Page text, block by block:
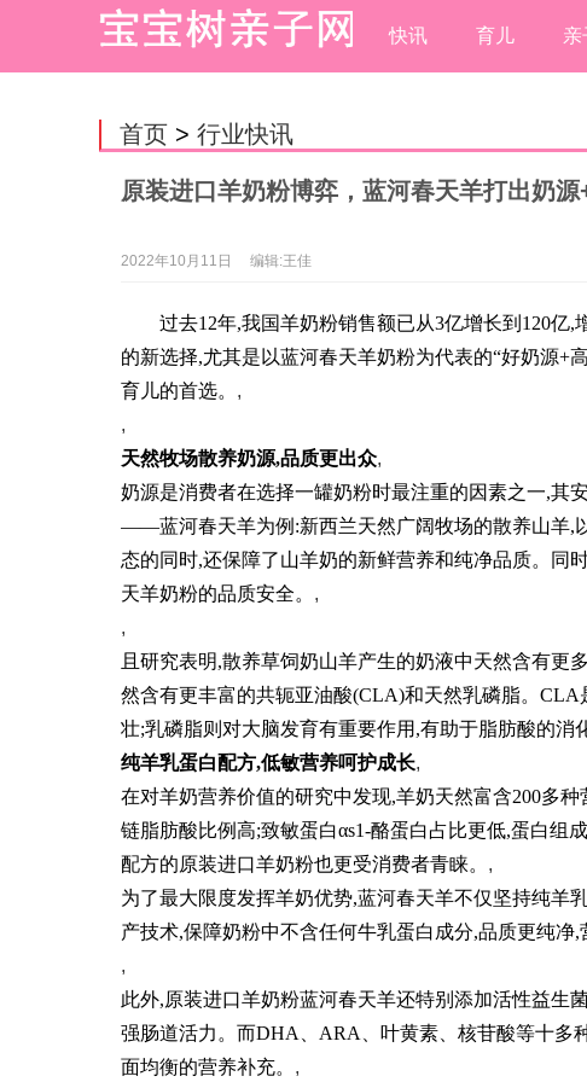
快讯 育儿 亲
首页 > 行业快讯
原装进口羊奶粉博弈，蓝河春天羊打出奶
2022年10月11日 编辑:王佳
过去12年,我国羊奶粉销售额已从3亿增长到120亿
的新选择,尤其是以蓝河春天羊奶粉为代表的“好奶源+
育儿的首选。 ,
,
天然牧场散养奶源,品质更出众,
奶源是消费者在选择一罐奶粉时最注重的因素之一,其
——蓝河春天羊为例:新西兰天然广阔牧场的散养山羊,
态的同时,还保障了山羊奶的新鲜营养和纯净品质。
天羊奶粉的品质安全。 ,
,
且研究表明,散养草饲奶山羊产生的奶液中天然含有更
然含有更丰富的共轭亚油酸(CLA)和天然乳磷脂。
壮;乳磷脂则对大脑发育有重要作用,有助于脂肪酸的消
纯羊乳蛋白配方,低敏营养呵护成长,
在对羊奶营养价值的研究中发现,羊奶天然富含200多
链脂肪酸比例高;致敏蛋白αs1-酪蛋白占比更低,蛋白组
配方的原装进口羊奶粉也更受消费者青睐。 ,
为了最大限度发挥羊奶优势,蓝河春天羊不仅坚持纯羊
产技术,保障奶粉中不含任何牛乳蛋白成分,品质更纯净,
,
此外,原装进口羊奶粉蓝河春天羊还特别添加活性益生
强肠道活力。而DHA、ARA、叶黄素、核苷酸等十多
面均衡的营养补充。 ,